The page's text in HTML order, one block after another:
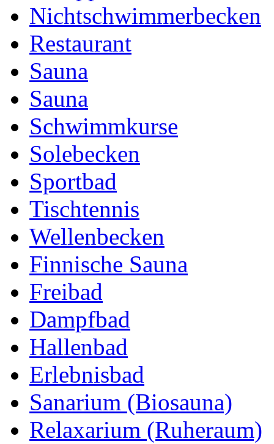
Nichtschwimmerbecken
Restaurant
Sauna
Sauna
Schwimmkurse
Solebecken
Sportbad
Tischtennis
Wellenbecken
Finnische Sauna
Freibad
Dampfbad
Hallenbad
Erlebnisbad
Sanarium (Biosauna)
Relaxarium (Ruheraum)